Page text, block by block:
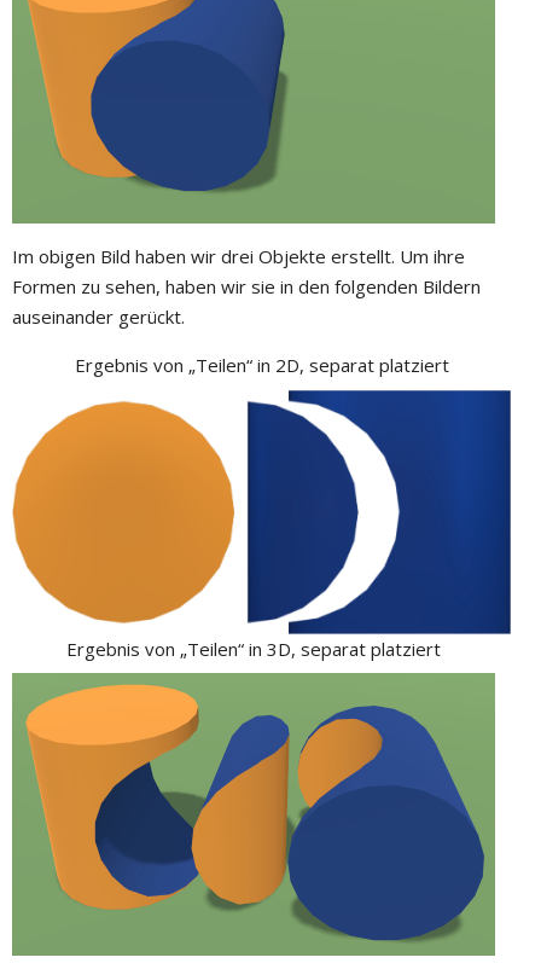
Im obigen Bild haben wir drei Objekte erstellt. Um ihre
Formen zu sehen, haben wir sie in den folgenden Bildern
auseinander gerückt.
Ergebnis von „Teilen“ in 2D, separat platziert
Ergebnis von „Teilen“ in 3D, separat platziert